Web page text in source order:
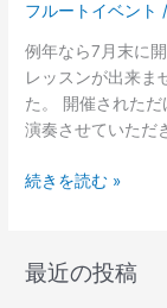
フルートイベント
例年なら7月末に
レッスンが出来ま
た。 開催された
演奏させていただ
発
会
続きを読む »
最近の投稿